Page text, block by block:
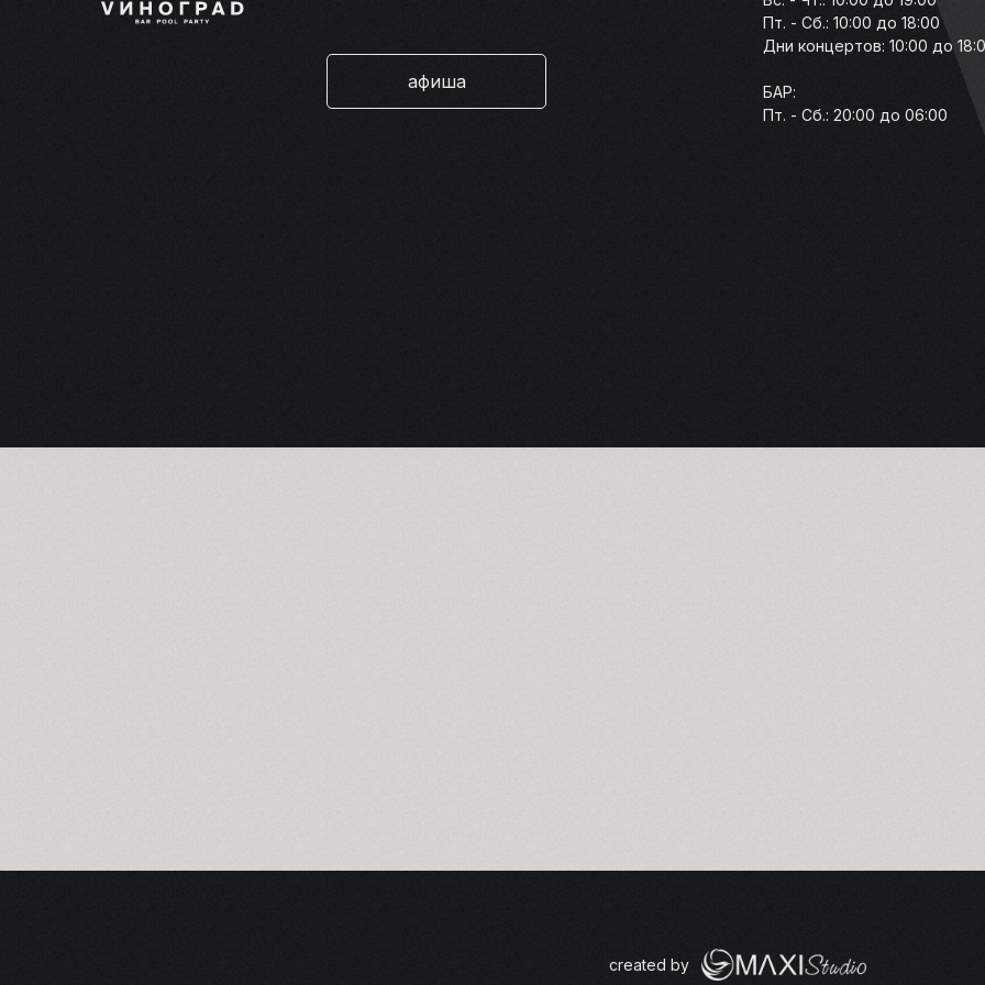
Пт. - Cб.: 10:00 до 18:00
Дни концертов: 10:00 до
БАР:
Пт. - Cб.: 20:00 до 06:00
афиша
created by